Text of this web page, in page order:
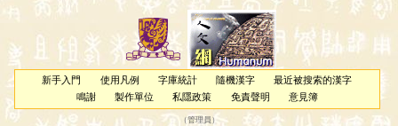
新手入門 使用凡例 字庫統計 隨機漢字
最近被搜索的漢字
鳴謝
製作單位 私隱政策 免責聲明 意見簿
（管理員 ）